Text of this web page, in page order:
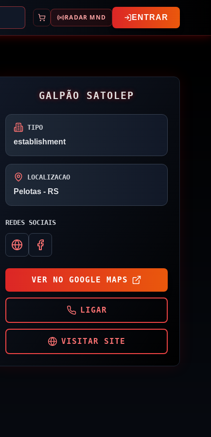
RADAR MND ENTRAR
GALPÃO SATOLEP
TIPO
establishment
LOCALIZACAO
Pelotas - RS
REDES SOCIAIS
VER NO GOOGLE MAPS
LIGAR
VISITAR SITE